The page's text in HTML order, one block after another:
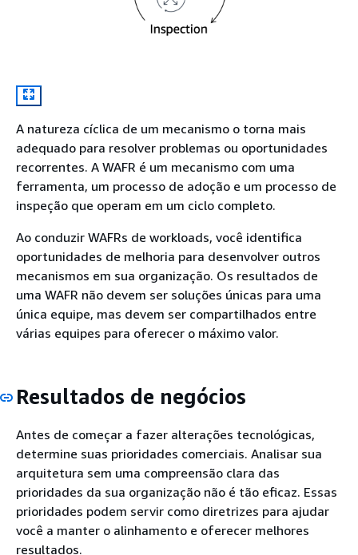
A natureza cíclica de um mecanismo o torna mais
adequado para resolver problemas ou oportunidades
recorrentes. A WAFR é um mecanismo com uma
ferramenta, um processo de adoção e um processo de
inspeção que operam em um ciclo completo.
Ao conduzir WAFRs de workloads, você identifica
oportunidades de melhoria para desenvolver outros
mecanismos em sua organização. Os resultados de
uma WAFR não devem ser soluções únicas para uma
única equipe, mas devem ser compartilhados entre
várias equipes para oferecer o máximo valor.
Resultados de negócios
Antes de começar a fazer alterações tecnológicas,
determine suas prioridades comerciais. Analisar sua
arquitetura sem uma compreensão clara das
prioridades da sua organização não é tão eficaz. Essas
prioridades podem servir como diretrizes para ajudar
você a manter o alinhamento e oferecer melhores
resultados.